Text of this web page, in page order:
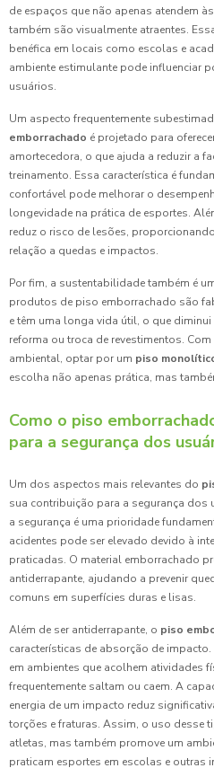
de espaços que não apenas atendem
também são visualmente atraentes.
benéfica em locais como escolas e
ambiente estimulante pode influenciar
usuários.
Um aspecto frequentemente
emborrachado é projetado para
amortecedora, o que ajuda a reduzir a
treinamento. Essa característica é
confortável pode melhorar o
longevidade na prática de esportes.
reduz o risco de lesões,
relação a quedas e impactos.
Por fim, a sustentabilidade também é
produtos de piso emborrachado são
e têm uma longa vida útil, o que
reforma ou troca de revestimentos.
ambiental, optar por um piso
escolha não apenas prática, mas
Como o piso
para a segurança dos
Um dos aspectos mais relevantes do
sua contribuição para a segurança dos
a segurança é uma prioridade
acidentes pode ser elevado devido à
praticadas. O material emborrachado
antiderrapante, ajudando a prevenir
comuns em superfícies duras e lisas.
Além de ser antiderrapante, o piso
características de absorção de
em ambientes que acolhem atividades
frequentemente saltam ou caem. A
energia de um impacto reduz
torções e fraturas. Assim, o uso desse
atletas, mas também promove um
praticam esportes em escolas e outras